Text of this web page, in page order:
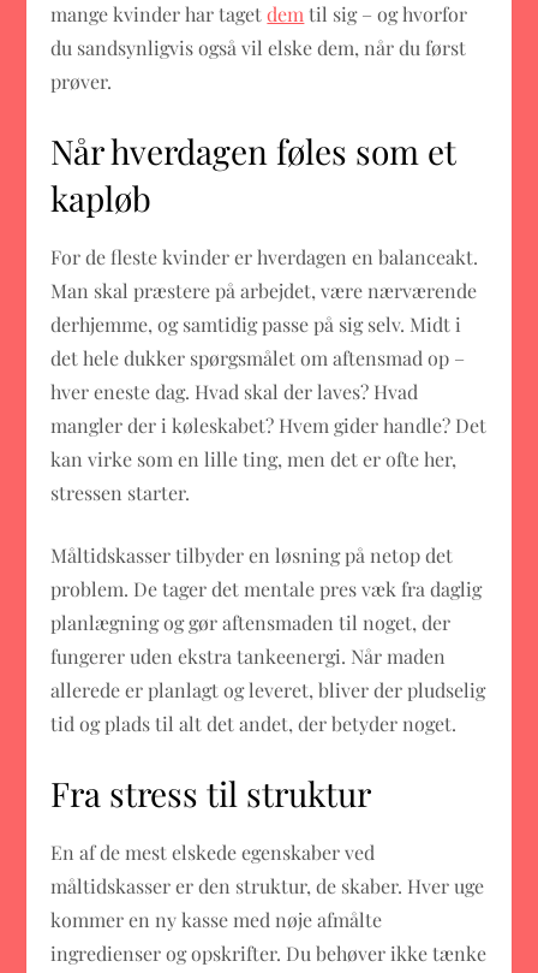
mange kvinder har tagetdem til sig – og hvorfor
du sandsynligvis også vil elske dem, når du først
prøver.
Når hverdagen føles som et
kapløb
For de fleste kvinder er hverdagen en balanceakt.
Man skal præstere på arbejdet, være nærværende
derhjemme, og samtidig passe på sig selv. Midt i
det hele dukker spørgsmålet om aftensmad op –
hver eneste dag. Hvad skal der laves? Hvad
mangler der i køleskabet? Hvem gider handle? Det
kan virke som en lille ting, men det er ofte her,
stressen starter.
Måltidskasser tilbyder en løsning på netop det
problem. De tager det mentale pres væk fra daglig
planlægning og gør aftensmaden til noget, der
fungerer uden ekstra tankeenergi. Når maden
allerede er planlagt og leveret, bliver der pludselig
tid og plads til alt det andet, der betyder noget.
Fra stress til struktur
En af de mest elskede egenskaber ved
måltidskasser er den struktur, de skaber. Hver uge
kommer en ny kasse med nøje afmålte
ingredienser og opskrifter. Du behøver ikke tænke